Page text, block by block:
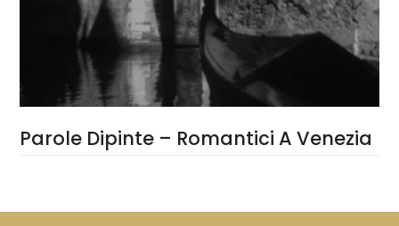
Parole Dipinte – Romantici A Venezia